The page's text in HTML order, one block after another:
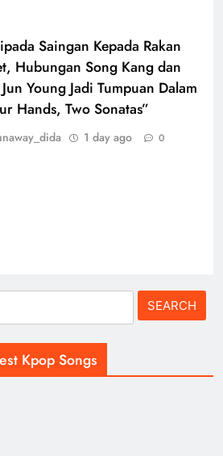
Saingan Kepada Rakan
Hubungan Song Kang dan
Young Jadi Tumpuan Dalam
Hands, Two Sonatas”
1 day ago 0
Kpop Songs